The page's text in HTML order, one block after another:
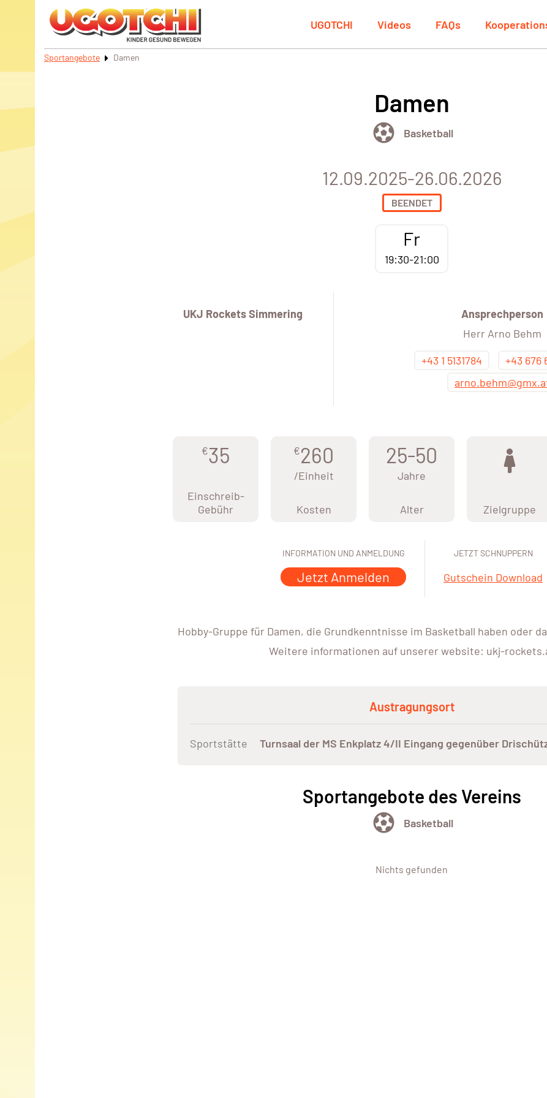
UGOTCHI Videos FAQs
Sportangebote Damen
Damen
Basketball
12.09.2025-26.06.2026
BEENDET
Fr
19:30-21:00
UKJ Rockets Simmering
Ansprechperson
Herr Arno Behm
+43 1 5131784
+43 676
€35
Einschreib-
Gebühr
€260
/Einheit
Kosten
25-50
Jahre
Alter Zielgruppe
INFORMATION UND ANMELDUNG
Jetzt Anmelden
JETZT SCHNUPPERN
Gutschein Download
Hobby-Gruppe für Damen, die Grundkenntnisse im Basketball haben oder
Weitere informationen auf unserer website: ukj-
Austragungsort
Sportstätte Turnsaal der MS Enkplatz 4/II Eingang gegenüber
Sportangebote des Vereins
Basketball
Nichts gefunden